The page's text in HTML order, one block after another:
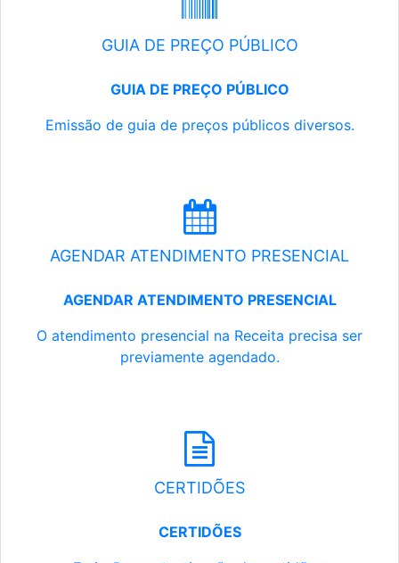
GUIA DE PREÇO PÚBLICO
GUIA DE PREÇO PÚBLICO
Emissão de guia de preços públicos diversos.
AGENDAR ATENDIMENTO PRESENCIAL
AGENDAR ATENDIMENTO PRESENCIAL
O atendimento presencial na Receita precisa ser
previamente agendado.
CERTIDÕES
CERTIDÕES